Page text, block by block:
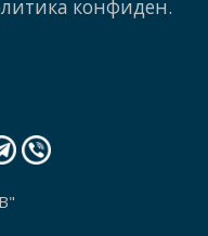
конфиден.